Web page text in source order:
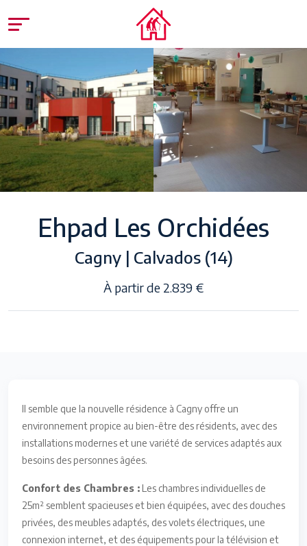
Ehpad Les Orchidées
Cagny | Calvados (14)
À partir de 2.839 €
Il semble que la nouvelle résidence à Cagny offre un
environnement propice au bien-être des résidents, avec des
installations modernes et une variété de services adaptés aux
besoins des personnes âgées.
Confort des Chambres :Les chambres individuelles de
25m² semblent spacieuses et bien équipées, avec des douches
privées, des meubles adaptés, des volets électriques, une
connexion internet, et des équipements pour la télévision et